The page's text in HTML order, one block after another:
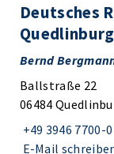
Deutsches
Bernd
Ballstraße 22
06484
+49 3946 7700-0
E-Mail